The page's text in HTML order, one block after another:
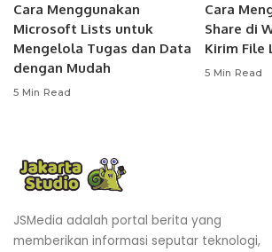
Cara Menggunakan
Microsoft Lists untuk
Mengelola Tugas dan Data
dengan Mudah
5 Min Read
Cara
Share di
Kirim File
5 Min Read
JSMedia adalah portal berita yang
memberikan informasi seputar teknologi,